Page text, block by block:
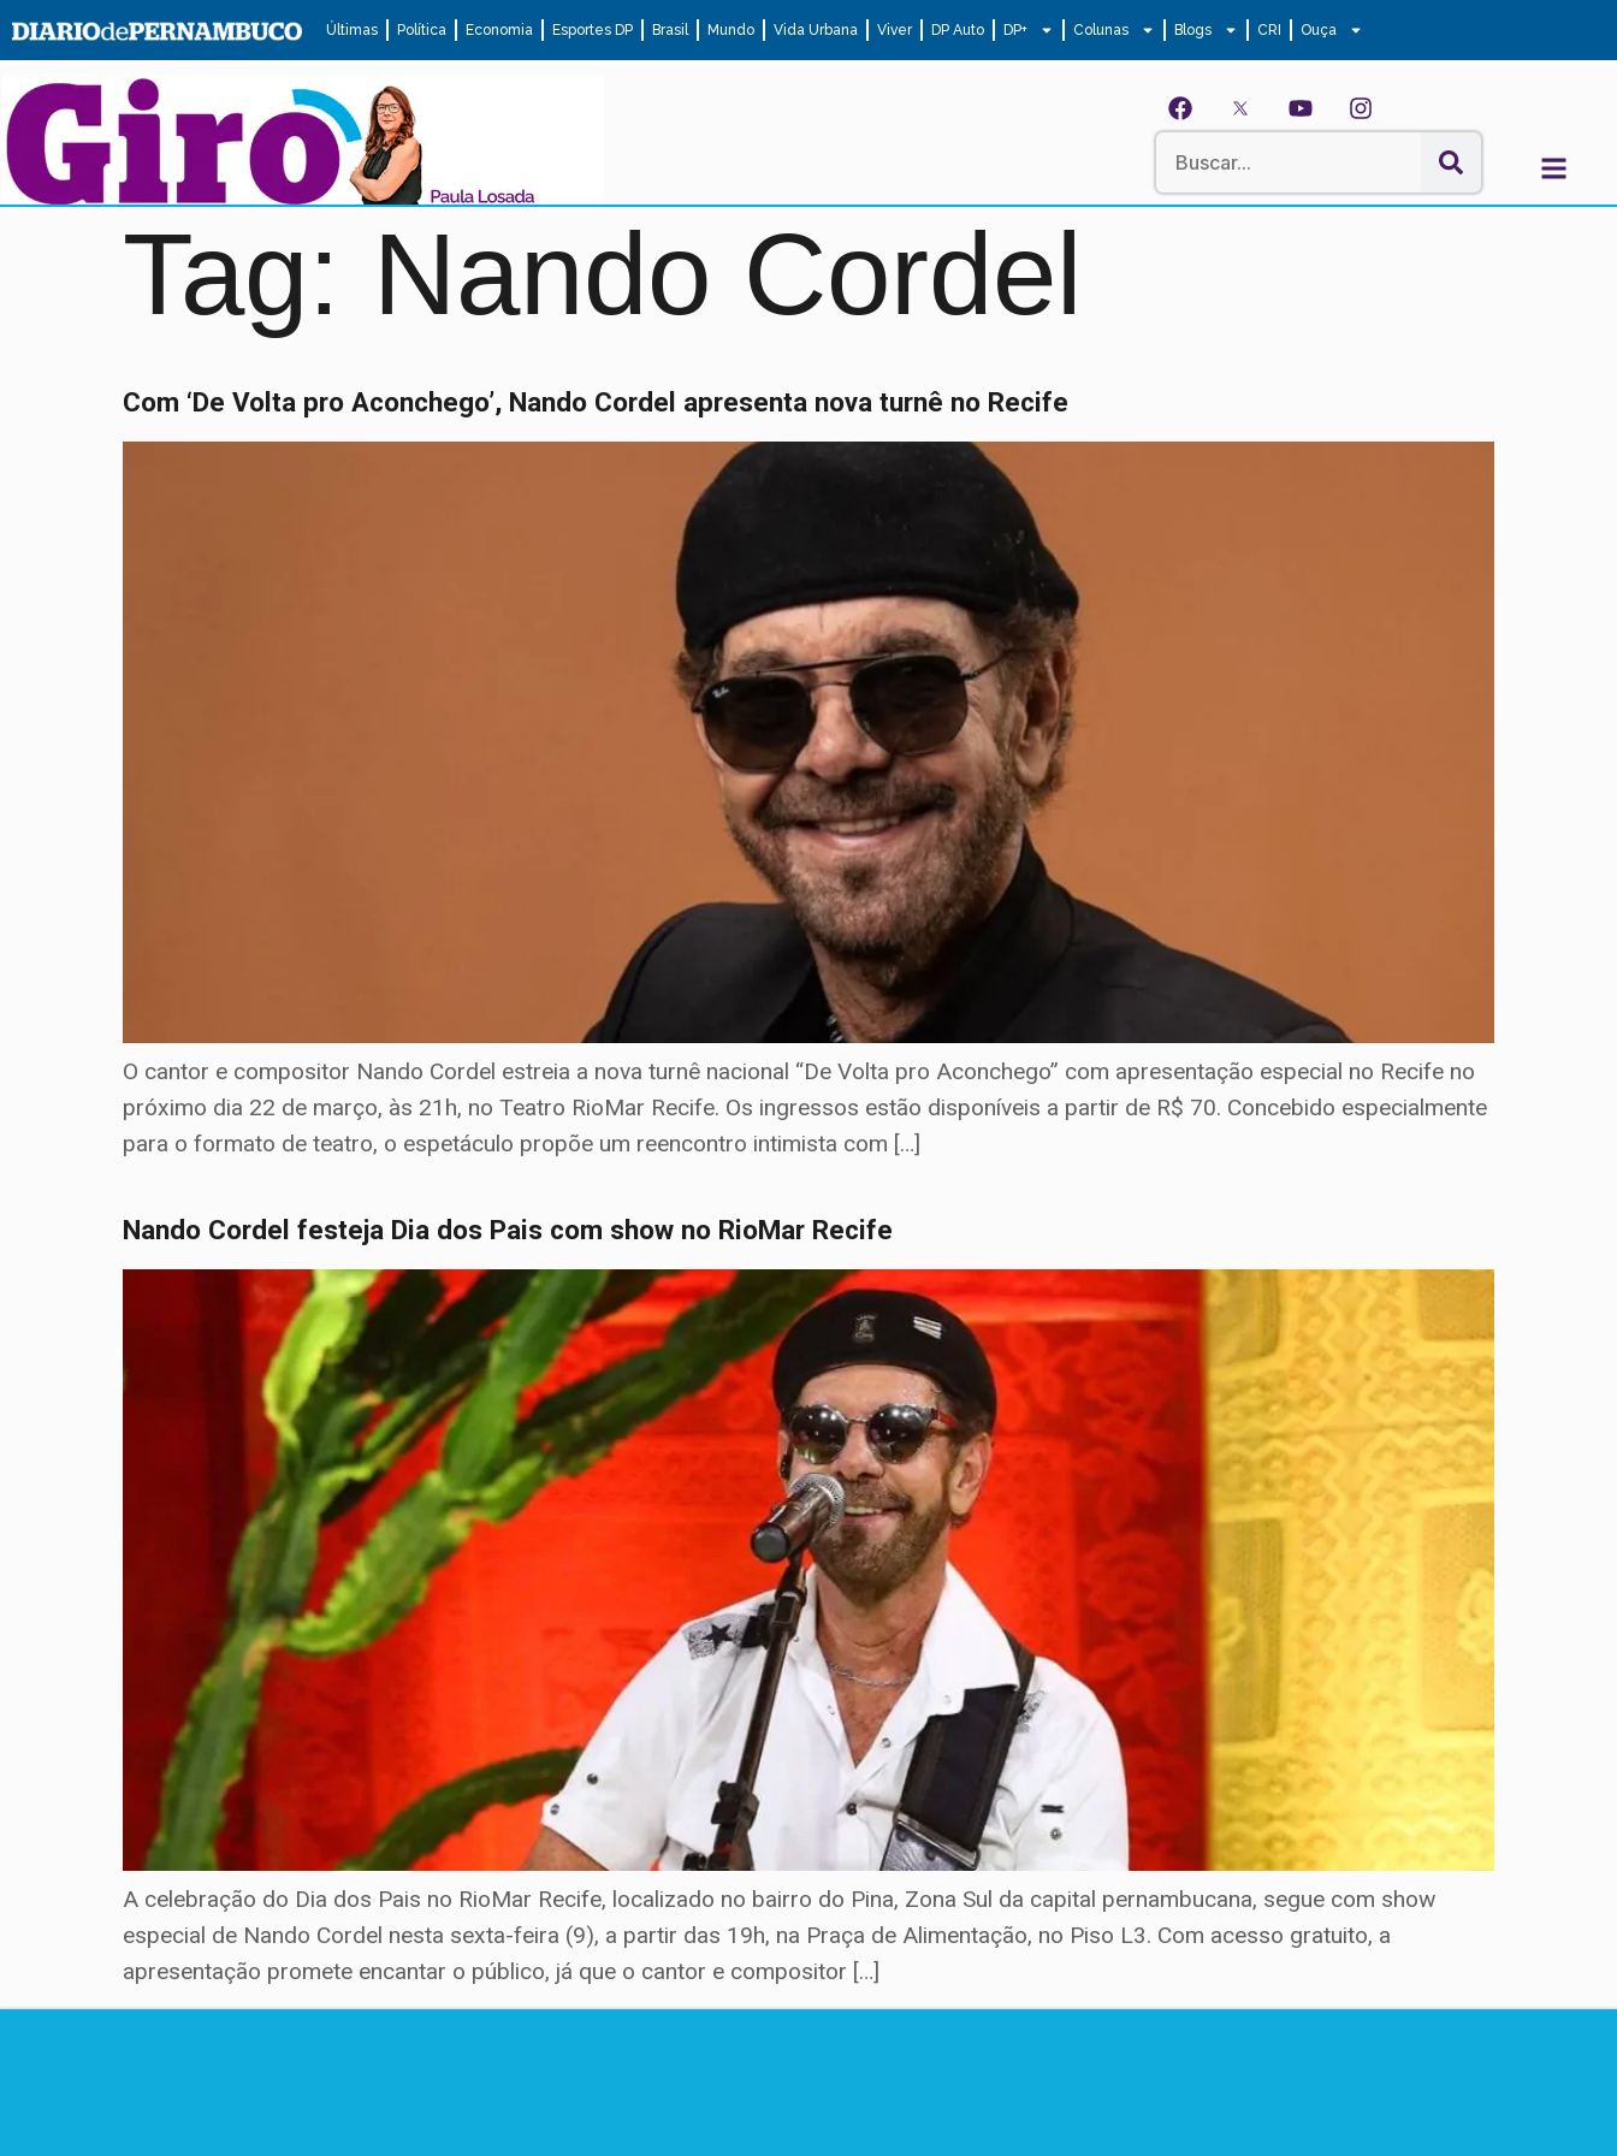
Últimas Política Economia Esportes DP Brasil Mundo Vida Urbana Viver DP Auto DP+ Colunas Blogs CRI Ouça
Tag: Nando Cordel
Com ‘De Volta pro Aconchego’, Nando Cordel apresenta nova turnê no Recife
O cantor e compositor Nando Cordel estreia a nova turnê nacional “De Volta pro Aconchego” com apresentação especial no Recife no
próximo dia 22 de março, às 21h, no Teatro RioMar Recife. Os ingressos estão disponíveis a partir de R$ 70. Concebido especialmente
para o formato de teatro, o espetáculo propõe um reencontro intimista com […]
Nando Cordel festeja Dia dos Pais com show no RioMar Recife
A celebração do Dia dos Pais no RioMar Recife, localizado no bairro do Pina, Zona Sul da capital pernambucana, segue com show
especial de Nando Cordel nesta sexta-feira (9), a partir das 19h, na Praça de Alimentação, no Piso L3. Com acesso gratuito, a
apresentação promete encantar o público, já que o cantor e compositor […]